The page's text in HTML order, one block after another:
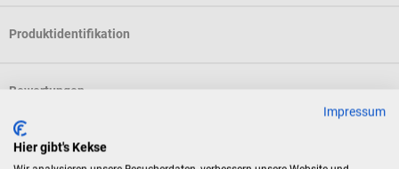
Produktidentifikation
Bewertungen
Kunden kauften auch
Impressum
Hier gibt's Kekse